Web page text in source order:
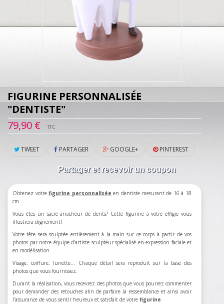
FIGURINE PERSONNALISÉE
"DENTISTE"
79,90 €
TTC
TWEET PARTAGER GOOGLE+ PINTEREST
Partager et recevoir un coupon
Obtenez votrefigurine personnalisée en dentiste mesurant de 16 à 18
cm.
Vous êtes un sacré arracheur de dents? Cette figurine à votre effigie vous
illustrera dignement!
Votre tête sera sculptée entièrement à la main sur ce corps à partir de vos
photos par notre équipe d'artiste sculpteur spécialisé en expression faciale et
en modélisation.
Visage, coiffure, lunette... Chaque détail sera reproduit sur la base des
photos que vous fournissez.
Durant la réalisation, vous recevrez des photos que vous pourrez commenter
pour demander des retouches afin de parfaire la ressemblance et ainsi avoir
l'assurance de vous sentir heureux et satisfait de votre figurine.